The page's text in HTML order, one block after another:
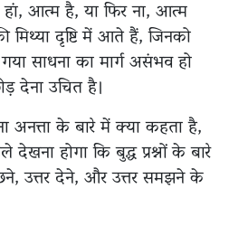
हां, आत्म है, या फिर ना, आत्म
मिथ्या दृष्टि में आते हैं, जिनको
साधना का मार्ग असंभव हो
देना उचित है।
अनत्ता के बारे में क्या कहता है,
होगा कि बुद्ध प्रश्नों के बारे
उत्तर देने, और उत्तर समझने के